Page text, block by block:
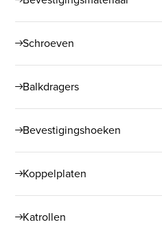
Schroeven
Balkdragers
Bevestigingshoeken
Koppelplaten
Katrollen